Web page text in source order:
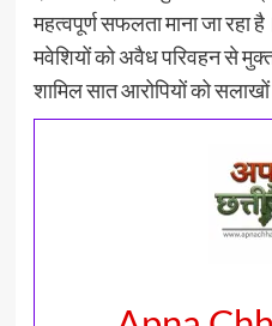
महत्वपूर्ण सफलता माना जा रहा
मवेशियों को अवैध परिवहन से
शामिल सात आरोपियों को